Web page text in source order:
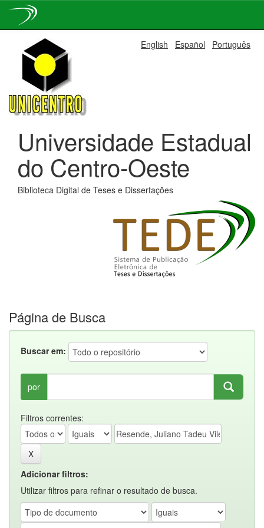
navigation
English Español Português
Universidade Estadual
do Centro-Oeste
Biblioteca Digital de Teses e Dissertações
Página de Busca
Buscar em:
por
Filtros correntes:
Adicionar filtros:
Utilizar filtros para refinar o resultado de busca.